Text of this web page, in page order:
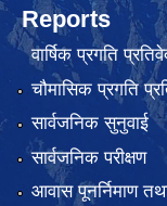
Reports
वार्षिक प्रगति
चौमासिक प्रगति
सार्वजनिक सुनुवाई
सार्वजनिक परीक्षण
आवास पूनर्निमाण